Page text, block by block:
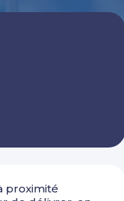
proximité